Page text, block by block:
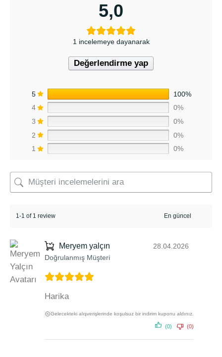
5,0
1 incelemeye dayanarak
Değerlendirme yap
5
100%
4
0%
3
0%
2
0%
1
0%
1-1 of 1 review
Meryem yalçın
Doğrulanmış Müşteri
28.04.2026
Harika
Gelecekteki alışverişlerinde koşulsuz bir indirim kuponu aldınız.
(0) (0)